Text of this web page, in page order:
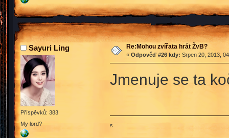
Sayuri Ling
Příspěvků: 383
My lord?
Re:Mohou zvířata hrát ŽvB?
« Odpověď #26 kdy: Srpen 20, 2013,
Jmenuje se ta
s